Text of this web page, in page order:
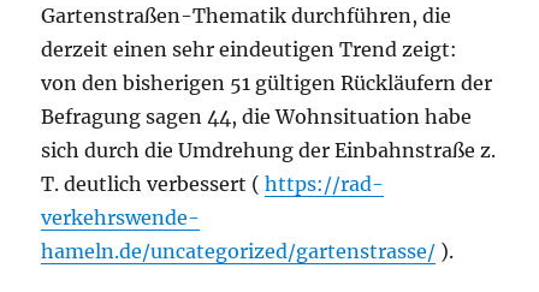
Gartenstraßen-Thematik durchführen, die
derzeit einen sehr eindeutigen Trend zeigt:
von den bisherigen 51 gültigen Rückläufern der
Befragung sagen 44, die Wohnsituation habe
sich durch die Umdrehung der Einbahnstraße z.
T. deutlich verbessert (https://rad-
verkehrswende-
hameln.de/uncategorized/gartenstrasse/ ).